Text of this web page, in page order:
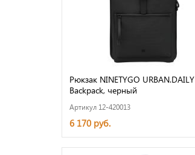
Рюкзак NINETYGO URBAN.DAILY
Backpack, черный
Артикул 12-420013
6 170 руб.